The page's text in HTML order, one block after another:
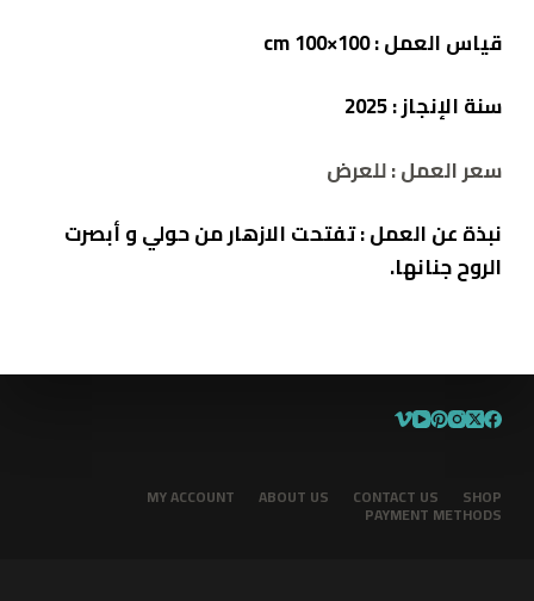
قياس العمل : cm 100×100
سنة الإنجاز :2025
سعر العمل : للعرض
نبذة عن العمل :تفتحت الازهار من حولي و أبصرت
الروح جنانها.
SHOP
CONTACT US
ABOUT US
MY ACCOUNT
PAYMENT METHODS